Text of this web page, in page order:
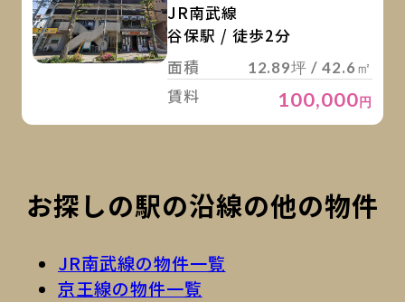
JR南武線
谷保駅 / 徒歩2分
面積
12.89坪 / 42.6㎡
賃料 100,000円
お探しの駅の沿線の他の物件
JR南武線の物件一覧
京王線の物件一覧